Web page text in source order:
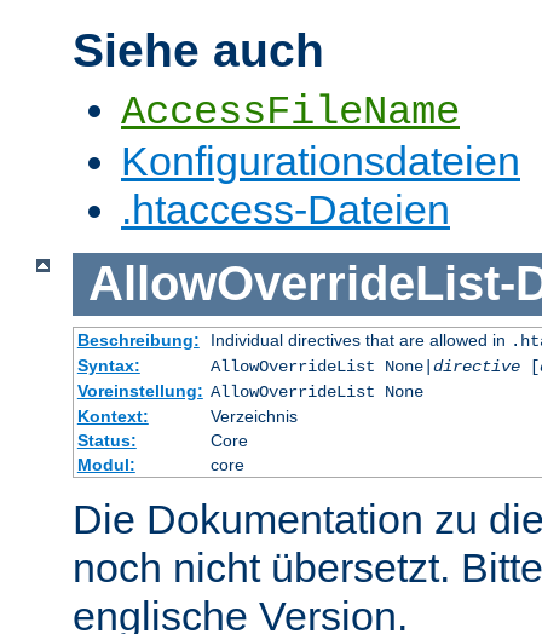
Siehe auch
AccessFileName
Konfigurationsdateien
.htaccess-Dateien
AllowOverrideList-
Beschreibung: Individual directives that are allowed in
Syntax:
AllowOverrideList None| directive[
Voreinstellung: AllowOverrideList None
Kontext:
Verzeichnis
Status:
Core
Modul:
core
Die Dokumentation zu
noch nicht übersetzt.
englische Version.